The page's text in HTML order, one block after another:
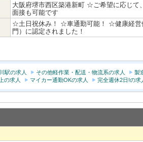
大阪府堺市西区築港新町 ☆ご希望に応じて
面接も可能です
☆土日祝休み！ ☆車通勤可能！ ☆健康経営
門）に認定されました！
駅の求人 その他軽作業・配送・物流系の求人 製
の求人 マイカー通勤OKの求人 完全週休2日!の求